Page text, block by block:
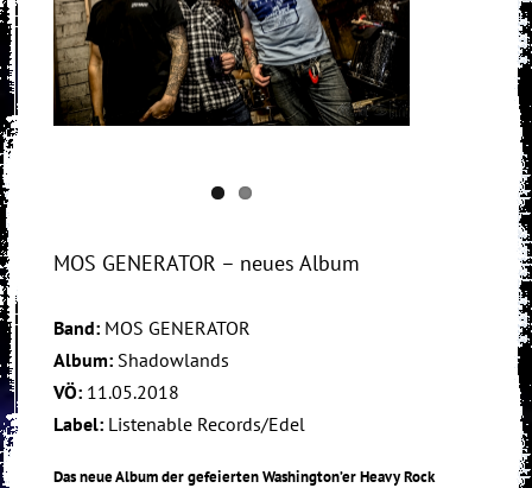
MOS GENERATOR – neues Album
Band: MOS GENERATOR
Album: Shadowlands
VÖ: 11.05.2018
Label: Listenable Records/Edel
Das neue Album der gefeierten Washington’er Heavy Rock